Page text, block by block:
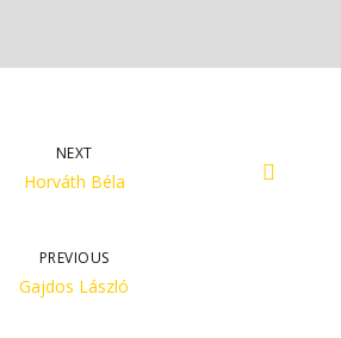
NEXT
Horváth Béla
PREVIOUS
Gajdos László